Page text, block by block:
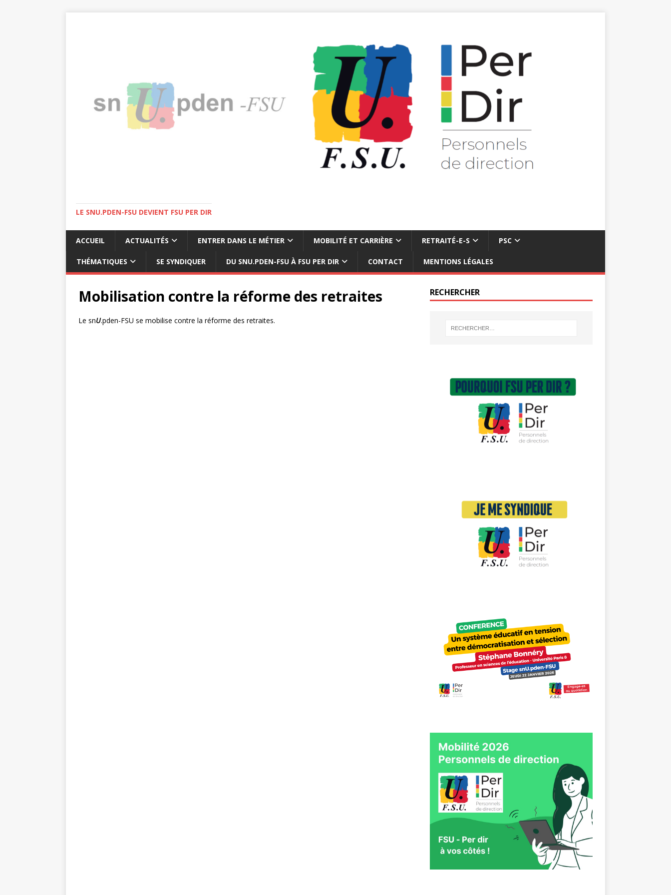
LE SNU.PDEN-FSU DEVIENT FSU PER DIR
ACCUEIL ACTUALITÉS ENTRER DANS LE MÉTIER MOBILITÉ ET CARRIÈRE RETRAITÉ-E-S PSC
THÉMATIQUES SE SYNDIQUER DU SNU.PDEN-FSU À FSU PER DIR CONTACT MENTIONS LÉGALES
Mobilisation contre la réforme des retraites
Le snU.pden-FSU se mobilise contre la réforme des retraites.
RECHERCHER